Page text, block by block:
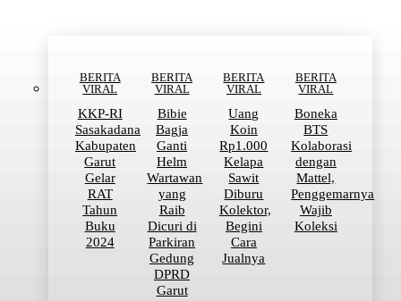
BERITA
VIRAL
KKP-RI
Sasakadana
Kabupaten
Garut
Gelar
RAT
Tahun
Buku
2024
BERITA
VIRAL
Bibie
Bagja
Ganti
Helm
Wartawan
yang
Raib
Dicuri di
Parkiran
Gedung
DPRD
Garut
BERITA
VIRAL
Uang
Koin
Rp1.000
Kelapa
Sawit
Diburu
Kolektor,
Begini
Cara
Jualnya
BERITA
VIRAL
Boneka
BTS
Kolaborasi
dengan
Mattel,
Penggemarnya
Wajib
Koleksi